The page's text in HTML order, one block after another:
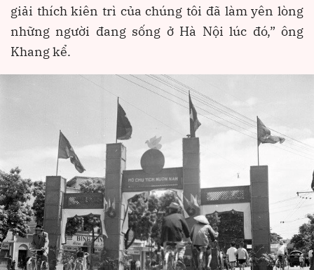
giải thích kiên trì của chúng tôi đã làm yên lòng
những người đang sống ở Hà Nội lúc đó,” ông
Khang kể.